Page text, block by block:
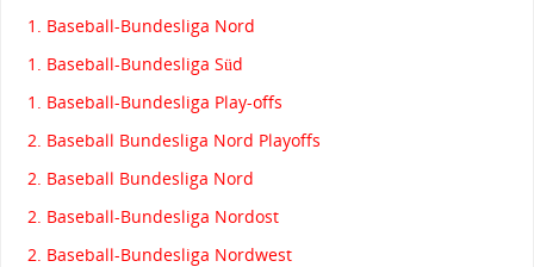
1. Baseball-Bundesliga Nord
1. Baseball-Bundesliga Süd
1. Baseball-Bundesliga Play-offs
2. Baseball Bundesliga Nord Playoffs
2. Baseball Bundesliga Nord
2. Baseball-Bundesliga Nordost
2. Baseball-Bundesliga Nordwest